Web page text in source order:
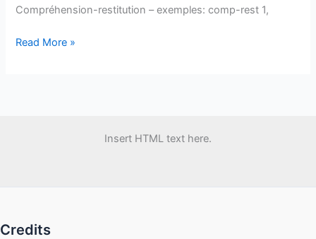
Compréhension-restitution – exemples: comp-rest 1,
Agrégation
Read More »
Insert HTML text here.
Credits